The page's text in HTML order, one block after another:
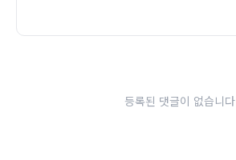
등록된 댓글이 없습니다